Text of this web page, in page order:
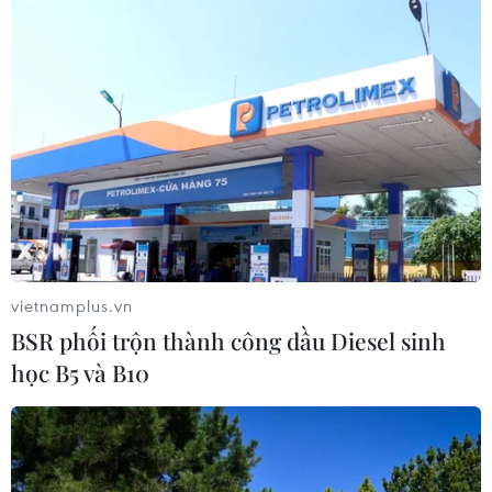
doanh thu quý kỷ lục
06/08/2026 03:33
Làm giàu từ cây na ở vùng cao tại
Ninh Bình
06/08/2026 02:50
vietnamplus.vn
BSR phối trộn thành công dầu Diesel sinh
học B5 và B10